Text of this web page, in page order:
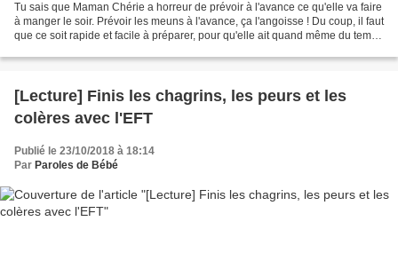
Tu sais que Maman Chérie a horreur de prévoir à l'avance ce qu'elle va faire
à manger le soir. Prévoir les meuns à l'avance, ça l'angoisse ! Du coup, il faut
que ce soit rapide et facile à préparer, pour qu'elle ait quand même du temps
[Lecture] Finis les chagrins, les peurs et les
colères avec l'EFT
Publié le 23/10/2018 à 18:14
Par Paroles de Bébé